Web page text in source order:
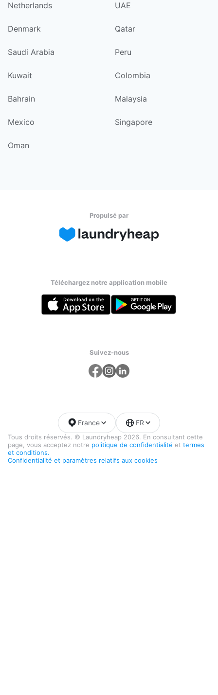
Netherlands UAE
Denmark Qatar
Saudi Arabia Peru
Kuwait Colombia
Bahrain Malaysia
Mexico Singapore
Oman
Propulsé par
Téléchargez notre application mobile
Suivez-nous
Tous droits réservés. © Laundryheap 2026. En consultant cette
page, vous acceptez notre politique de confidentialité et termes
et conditions.
Confidentialité et paramètres relatifs aux cookies
France FR